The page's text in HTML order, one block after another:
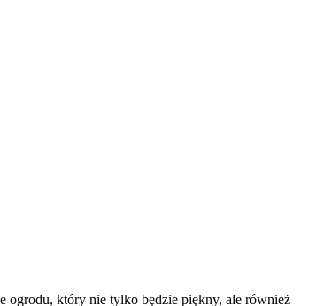
ogrodu, który nie tylko będzie piękny, ale również